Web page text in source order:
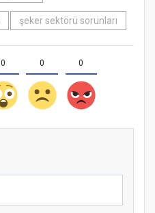
şeker sektörü sorunları
0 0 0